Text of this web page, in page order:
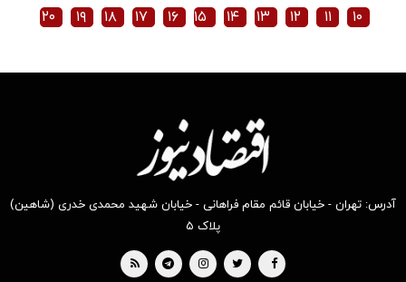
۱۰ ۱۱ ۱۲ ۱۳ ۱۴ ۱۵ ۱۶ ۱۷ ۱۸ ۱۹ ۲۰
آدرس: تهران - خیابان قائم مقام فراهانی - خیابان شهید محمدی خدری (شاهین)
پلاک ۵